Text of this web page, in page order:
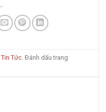
Tin Tức. Đánh dấu trang